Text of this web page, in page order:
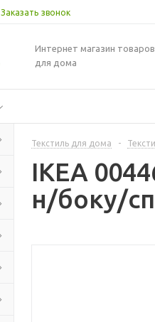
Заказать звонок
Интернет магазин товаров
для дома
Текстиль для дома -
IKEA
н/боку/